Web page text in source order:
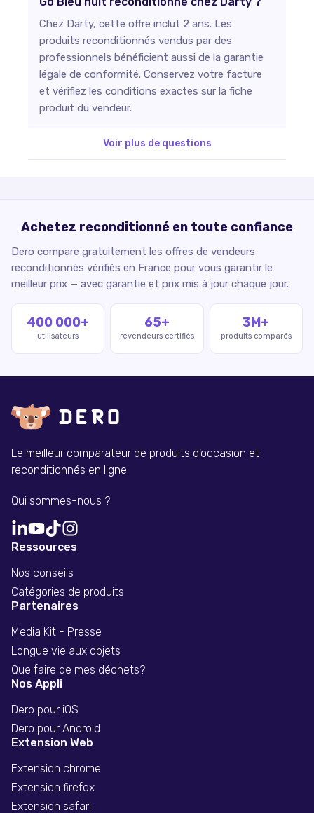
Chez Darty, cette offre inclut 2 ans. Les
produits reconditionnés vendus par des
professionnels bénéficient aussi de la garantie
légale de conformité. Conservez votre facture
et vérifiez les conditions exactes sur la fiche
produit du vendeur.
Voir plus de questions
Achetez reconditionné en toute confiance
Dero compare gratuitement les offres de vendeurs
reconditionnés vérifiés en France pour vous garantir le
meilleur prix — avec garantie et prix mis à jour chaque jour.
400 000+
utilisateurs
65+
revendeurs certifiés
3M+
produits comparés
Le meilleur comparateur de produits d'occasion et
reconditionnés en ligne.
Qui sommes-nous ?
Ressources
Nos conseils
Catégories de produits
Partenaires
Media Kit - Presse
Longue vie aux objets
Que faire de mes déchets?
Nos Appli
Dero pour iOS
Dero pour Android
Extension Web
Extension chrome
Extension firefox
Extension safari